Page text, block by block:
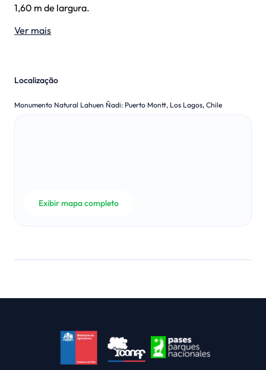
1,60 m de largura.
Ver mais
Localização
Monumento Natural Lahuen Ñadi: Puerto Montt, Los Lagos, Chile
Exibir mapa completo